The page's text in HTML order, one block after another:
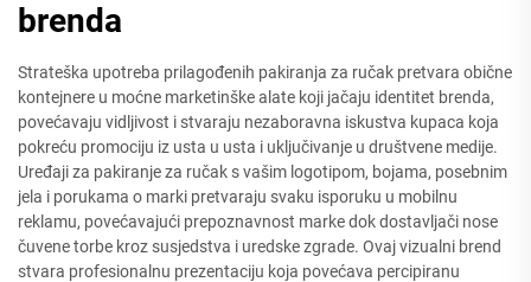
brenda
Strateška upotreba prilagođenih pakiranja za ručak pretvara obične
kontejnere u moćne marketinške alate koji jačaju identitet brenda,
povećavaju vidljivost i stvaraju nezaboravna iskustva kupaca koja
pokreću promociju iz usta u usta i uključivanje u društvene medije.
Uređaji za pakiranje za ručak s vašim logotipom, bojama, posebnim
jela i porukama o marki pretvaraju svaku isporuku u mobilnu
reklamu, povećavajući prepoznavnost marke dok dostavljači nose
čuvene torbe kroz susjedstva i uredske zgrade. Ovaj vizualni brend
stvara profesionalnu prezentaciju koja povećava percipiranu